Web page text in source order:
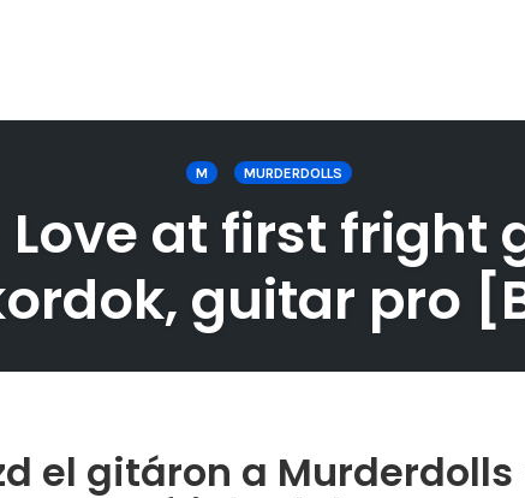
M MURDERDOLLS
at first fright
guitar pro
el gitáron a